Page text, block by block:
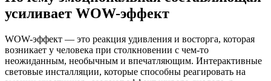
усиливает WOW-эффект
WOW-эффект — это реакция удивления и восторга, которая
возникает у человека при столкновении с чем-то
неожиданным, необычным и впечатляющим. Интерактивные
световые инсталляции, которые способны реагировать на